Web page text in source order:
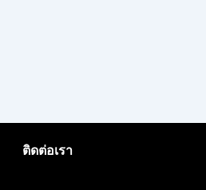
ติดต่อเรา